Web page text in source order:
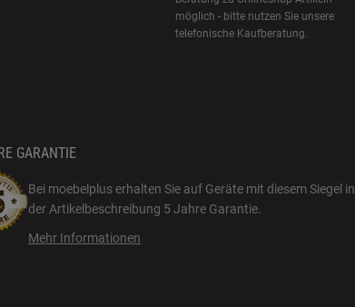
möglich - bitte nutzen Sie unsere
telefonische Kaufberatung.
GARANTIE
Bei moebelplus erhalten Sie auf Geräte mit diesem Siegel in
der Artikelbeschreibung 5 Jahre Garantie.
Mehr Informationen